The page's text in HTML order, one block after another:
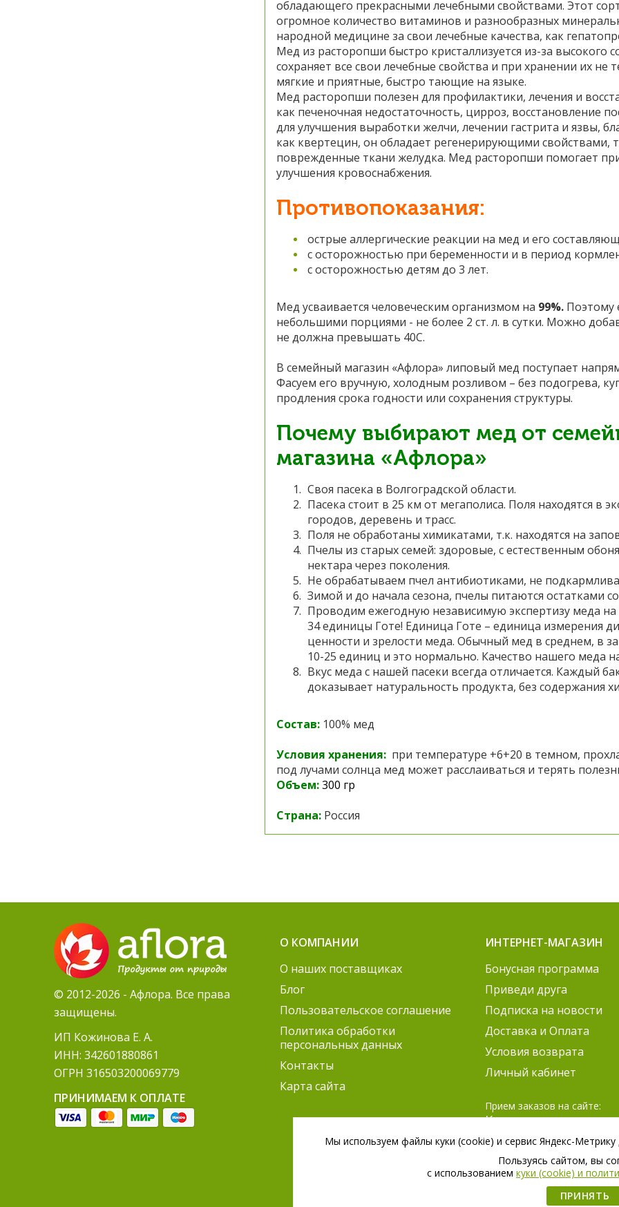
обладающего прекрасными лечебными свойствами. Этот
огромное количество витаминов и разнообразных
народной медицине за свои лечебные качества, как
Мед из расторопши быстро кристаллизуется из-за высокого
сохраняет все свои лечебные свойства и при хранении их не
мягкие и приятные, быстро тающие на языке.
Мед расторопши полезен для профилактики, лечения и
как печеночная недостаточность, цирроз, восстановление
для улучшения выработки желчи, лечении гастрита и язвы,
как квертецин, он обладает регенерирующими свойствами,
поврежденные ткани желудка. Мед расторопши помогает при
улучшения кровоснабжения.
Противопоказания:
острые аллергические реакции на мед и его
с осторожностью при беременности и в период
с осторожностью детям до 3 лет.
Мед усваивается человеческим организмом на 99%. Поэтому
небольшими порциями - не более 2 ст. л. в сутки. Можно
не должна превышать 40С.
В семейный магазин «Афлора» липовый мед поступает
Фасуем его вручную, холодным розливом – без подогрева,
продления срока годности или сохранения структуры.
Почему выбирают мед от
магазина «Афлора»
Своя пасека в Волгоградской области.
Пасека стоит в 25 км от мегаполиса. Поля находятся в
городов, деревень и трасс.
Поля не обработаны химикатами, т.к. находятся на
Пчелы из старых семей: здоровые, с естественным
нектара через поколения.
Не обрабатываем пчел антибиотиками, не
Зимой и до начала сезона, пчелы питаются остатками
Проводим ежегодную независимую экспертизу меда
34 единицы Готе! Единица Готе – единица измерения
ценности и зрелости меда. Обычный мед в среднем, в
10-25 единиц и это нормально. Качество нашего меда
Вкус меда с нашей пасеки всегда отличается. Каждый
доказывает натуральность продукта, без содержания
Состав: 100% мед
Условия хранения: при температуре +6+20 в темном,
под лучами солнца мед может расслаиваться и терять
Объем:300 гр
Страна: Россия
© 2012-2026 - Афлора. Все права
защищены.
ИП Кожинова Е. А.
ИНН: 342601880861
ОГРН 316503200069779
ПРИНИМАЕМ К ОПЛАТЕ
О КОМПАНИИ
О наших поставщиках
Блог
Пользовательское соглашение
Политика обработки
персональных данных
Контакты
Карта сайта
ИНТЕРНЕТ-МАГАЗИН
Бонусная программа
Приведи друга
Подписка на новости
Доставка и Оплата
Условия возврата
Личный кабинет
Прием заказов на сайте:
Круглосуточно
Согласование заказов:
ПН-ПТ 9:00 – 21:00
СБ 9:00 – 18:00
Мы используем файлы куки (cookie) и сервис Яндекс-
Пользуясь сайтом, вы
c использованием куки (cookie) и
ПРИНЯТЬ